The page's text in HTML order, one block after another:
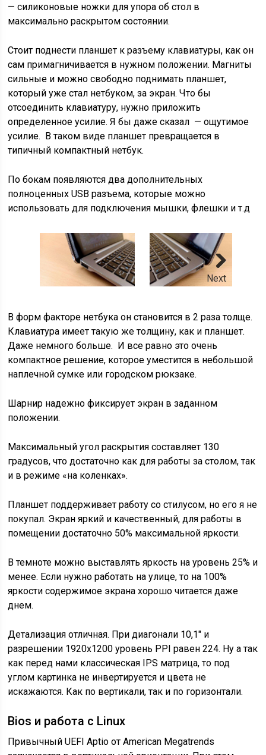
— силиконовые ножки для упора об стол в
максимально раскрытом состоянии.
Стоит поднести планшет к разъему клавиатуры, как он
сам примагничивается в нужном положении. Магниты
сильные и можно свободно поднимать планшет,
который уже стал нетбуком, за экран. Что бы
отсоединить клавиатуру, нужно приложить
определенное усилие. Я бы даже сказал — ощутимое
усилие. В таком виде планшет превращается в
типичный компактный нетбук.
По бокам появляются два дополнительных
полноценных USB разъема, которые можно
использовать для подключения мышки, флешки и т.д
Next
В форм факторе нетбука он становится в 2 раза толще.
Клавиатура имеет такую же толщину, как и планшет.
Даже немного больше. И все равно это очень
компактное решение, которое уместится в небольшой
наплечной сумке или городском рюкзаке.
Шарнир надежно фиксирует экран в заданном
положении.
Максимальный угол раскрытия составляет 130
градусов, что достаточно как для работы за столом, так
и в режиме «на коленках».
Планшет поддерживает работу со стилусом, но его я не
покупал. Экран яркий и качественный, для работы в
помещении достаточно 50% максимальной яркости.
В темноте можно выставлять яркость на уровень 25% и
менее. Если нужно работать на улице, то на 100%
яркости содержимое экрана хорошо читается даже
днем.
Детализация отличная. При диагонали 10,1″ и
разрешении 1920х1200 уровень PPI равен 224. Ну а так
как перед нами классическая IPS матрица, то под
углом картинка не инвертируется и цвета не
искажаются. Как по вертикали, так и по горизонтали.
Bios и работа c Linux
Привычный UEFI Aptio от American Megatrends